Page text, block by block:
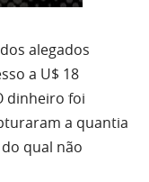
alegados
a U$ 18
dinheiro foi
a quantia
qual não